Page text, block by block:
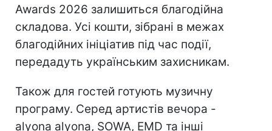
Awards 2026 залишиться благодійна
складова. Усі кошти, зібрані в межах
благодійних ініціатив під час події,
передадуть українським захисникам.
Також для гостей готують музичну
програму. Серед артистів вечора -
alyona alyona, SOWA, EMD та інші